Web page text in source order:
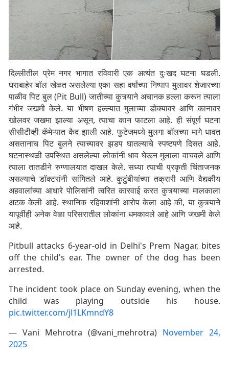
दिल्लीतील प्रेम नगर भागात रविवारी एक अत्यंत दुःखद घटना घडली.
घराबाहेर बॉल खेळत असलेल्या एका सहा वर्षांच्या निष्पाप मुलावर शेजारच्या
पाळीव पिट बुल (Pit Bull) जातीच्या कुत्र्याने अचानक हल्ला करून त्याला
गंभीर जखमी केले. या भीषण हल्ल्यात मुलाच्या डोक्यावर आणि कानावर
खोलवर जखमा झाल्या असून, त्याचा कान फाटला आहे. ही संपूर्ण घटना
सीसीटीव्ही कॅमेऱ्यात कैद झाली आहे. फुटेजमध्ये मुलगा बॉलच्या मागे धावत
असतानाच पिट बुलने त्याच्यावर झडप घातल्याचे स्पष्टपणे दिसत आहे.
घटनास्थळी उपस्थित असलेल्या लोकांनी धाव घेऊन मुलाला वाचवले आणि
त्याला तातडीने रुग्णालयात दाखल केले. सध्या त्याची प्रकृती चिंताजनक
असल्याचे डॉक्टरांनी सांगितले आहे. कुटुंबीयांच्या तक्रारी आणि वैद्यकीय
अहवालांच्या आधारे पोलिसांनी त्वरित कारवाई करत कुत्र्याच्या मालकाला
अटक केली आहे. स्थानिक रहिवाशांनी आरोप केला आहे की, या कुत्र्याने
यापूर्वीही अनेक वेळा परिसरातील लोकांना धमकावले आहे आणि जखमी केले
आहे.
Pitbull attacks 6-year-old in Delhi's Prem Nagar, bites
off the child's ear. The owner of the dog has been
arrested.
The incident took place on Sunday evening, when the
child was playing outside his house.
pic.twitter.com/jl1LKmndY8
— Vani Mehrotra (@vani_mehrotra) November 24,
2025